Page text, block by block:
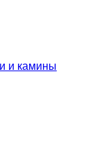
и камины